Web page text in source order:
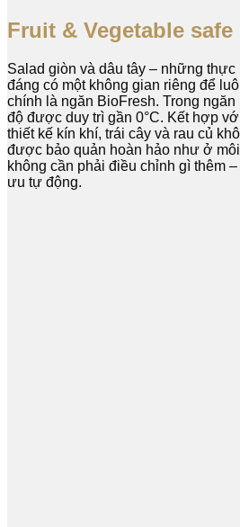
Fruit & Vegetable safe
Salad giòn và dâu tây – những thực
đáng có một không gian riêng để
chính là ngăn BioFresh. Trong
độ được duy trì gần 0°C. Kết hợp
thiết kế kín khí, trái cây và rau củ
được bảo quản hoàn hảo như ở
không cần phải điều chỉnh gì thêm
ưu tự động.